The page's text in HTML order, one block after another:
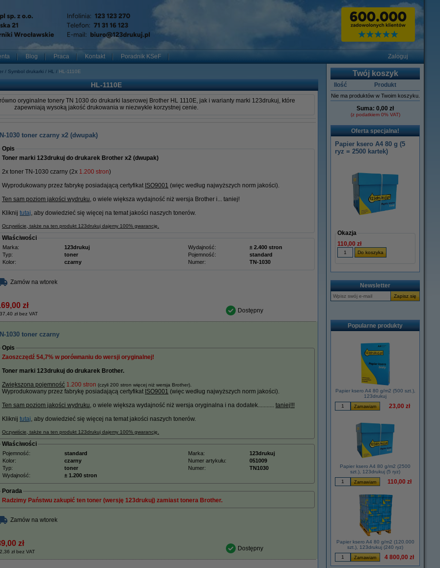
Blog Praca Kontakt Poradnik KSeF Zaloguj
Symbol drukarki HL HL-1110E
HL-1110E
oryginalne tonery TN 1030 do drukarki laserowej Brother HL 1110E, jak i warianty marki 123drukuj, które
zapewniają wysoką jakość drukowania w niezwykle korzystnej cenie.
1030 toner czarny x2 (dwupak)
Opis
Toner marki 123drukuj do drukarek Brother x2 (dwupak)
2x toner TN-1030 czarny (2x 1.200 stron)
Wyprodukowany przez fabrykę posiadającą certyfikat ISO9001 (więc według najwyższych norm jakości).
Ten sam poziom jakości wydruku, o wiele większa wydajność niż wersja Brother i... taniej!
Kliknij tutaj, aby dowiedzieć się więcej na temat jakości naszych tonerów.
Oczywiście, także na ten produkt 123drukuj dajemy 100% gwarancję.
Właściwości
Marka: 123drukuj Wydajność:
± 2.400 stron
Typ:
toner Pojemność:
standard
Kolor:
czarny Numer: TN-1030
Zamów na wtorek
zł
zł bez VAT Dostępny
1030 toner czarny
Opis
Zaoszczędź 54,7% w porównaniu do wersji oryginalnej!
Toner marki 123drukuj do drukarek Brother.
Zwiększona pojemność 1.200 stron (czyli 200 stron więcej niż wersja Brother).
Wyprodukowany przez fabrykę posiadającą certyfikat ISO9001 (więc według najwyższych norm jakości).
Ten sam poziom jakości wydruku, o wiele większa wydajność niż wersja oryginalna i na dodatek........... taniej!!!
Kliknij tutaj, aby dowiedzieć się więcej na temat jakości naszych tonerów.
Oczywiście, także na ten produkt 123drukuj dajemy 100% gwarancję.
Właściwości
Pojemność: standard Marka:
123drukuj
Kolor:
czarny Numer artykułu:
051009
Typ:
toner Numer:
TN1030
Wydajność:
± 1.200 stron
Porada
Radzimy Państwu zakupić ten toner (wersję 123drukuj) zamiast tonera Brother.
Zamów na wtorek
zł
zł bez VAT Dostępny
Twój koszyk
Ilość Produkt
Nie ma produktów w Twoim koszyku.
Suma: 0,00 zł
(z podatkiem 0% VAT)
Oferta specjalna!
Papier ksero A4 80 g (5
ryz = 2500 kartek)
Okazja
110,00 zł
Newsletter
Popularne produkty
Papier ksero A4 80 g/m2 (500 szt.),
123drukuj
23,00 zł
Papier ksero A4 80 g/m2 (2500
szt.), 123drukuj (5 ryz)
110,00 zł
Papier ksero A4 80 g/m2 (120.000
szt.), 123drukuj (240 ryz)
4 800,00 zł